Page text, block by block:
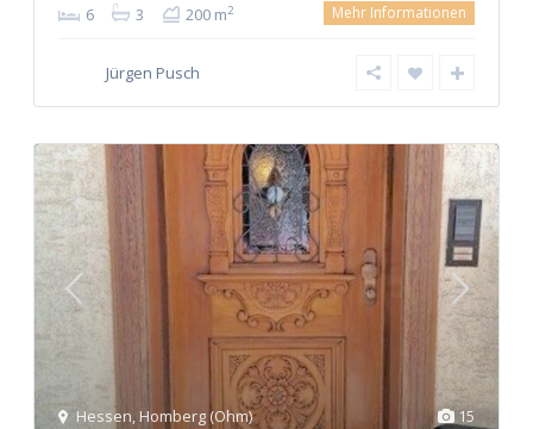
6 3 200 m2 Mehr Informationen
Jürgen Pusch
15
Hessen,Homberg (Ohm)